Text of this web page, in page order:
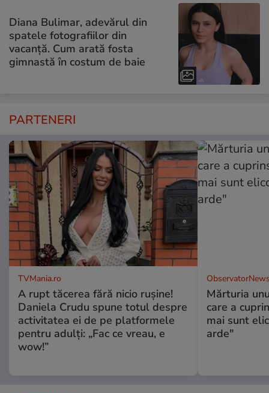
Diana Bulimar, adevărul din
spatele fotografiilor din
vacanță. Cum arată fosta
gimnastă în costum de baie
PARTENERI
TVMania.ro
A rupt tăcerea fără nicio rușine!
Daniela Crudu spune totul despre
activitatea ei de pe platformele
pentru adulți: „Fac ce vreau, e
wow!”
Mărturia
care a
mai sunt
arde"